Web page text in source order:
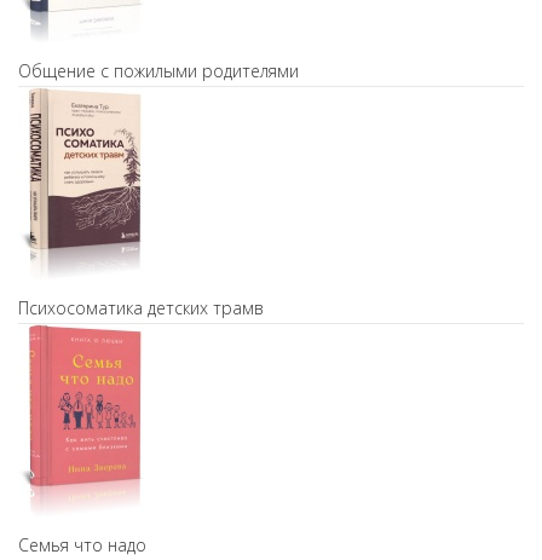
Общение с пожилыми родителями
Психосоматика детских трамв
Семья что надо